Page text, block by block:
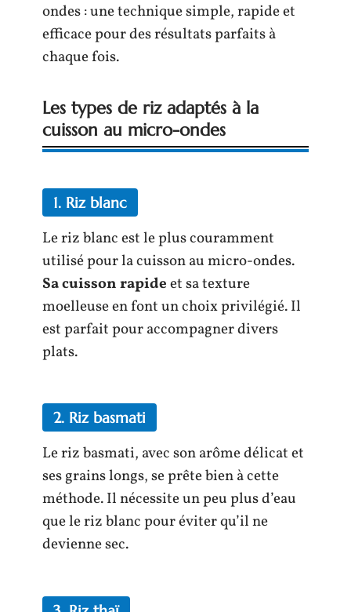
ondes : une technique simple, rapide et
efficace pour des résultats parfaits à
chaque fois.
Les types de riz adaptés à la
cuisson au micro-ondes
1. Riz blanc
Le riz blanc est le plus couramment
utilisé pour la cuisson au micro-ondes.
Sa cuisson rapideet sa texture
moelleuse en font un choix privilégié. Il
est parfait pour accompagner divers
plats.
2. Riz basmati
Le riz basmati, avec son arôme délicat et
ses grains longs, se prête bien à cette
méthode. Il nécessite un peu plus d’eau
que le riz blanc pour éviter qu’il ne
devienne sec.